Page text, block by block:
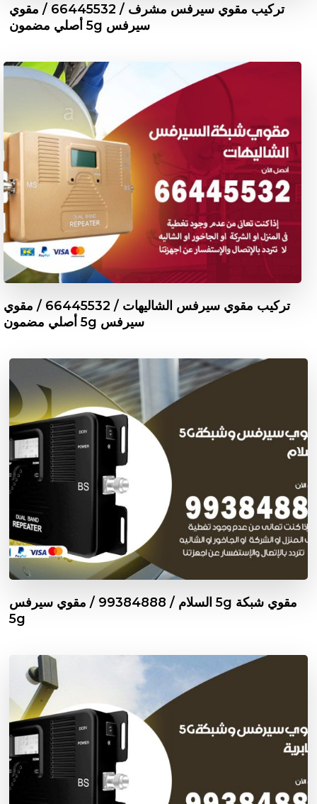
تركيب مقوي سيرفس مشرف / 66445532 / مقوي
سيرفس 5g أصلي مضمون
تركيب مقوي سيرفس الشاليهات / 66445532 / مقوي
سيرفس 5g أصلي مضمون
مقوي شبكة 5g السلام / 99384888 / مقوي سيرفس
5g